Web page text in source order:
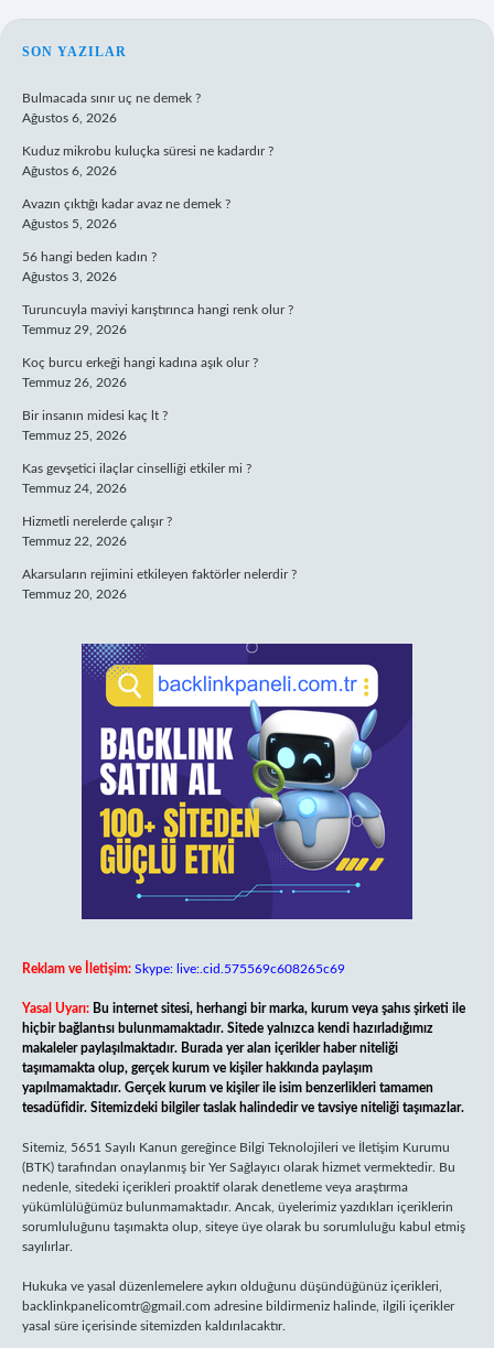
SIDEBAR
SON YAZILAR
Bulmacada sınır uç ne demek ?
Ağustos 6, 2026
Kuduz mikrobu kuluçka süresi ne kadardır ?
Ağustos 6, 2026
Avazın çıktığı kadar avaz ne demek ?
Ağustos 5, 2026
56 hangi beden kadın ?
Ağustos 3, 2026
Turuncuyla maviyi karıştırınca hangi renk olur ?
Temmuz 29, 2026
Koç burcu erkeği hangi kadına aşık olur ?
Temmuz 26, 2026
Bir insanın midesi kaç lt ?
Temmuz 25, 2026
Kas gevşetici ilaçlar cinselliği etkiler mi ?
Temmuz 24, 2026
Hizmetli nerelerde çalışır ?
Temmuz 22, 2026
Akarsuların rejimini etkileyen faktörler nelerdir ?
Temmuz 20, 2026
Reklam ve İletişim: Skype: live:.cid.575569c608265c69
Yasal Uyarı: Bu internet sitesi, herhangi bir marka, kurum veya şahıs şirketi ile
hiçbir bağlantısı bulunmamaktadır. Sitede yalnızca kendi hazırladığımız
makaleler paylaşılmaktadır. Burada yer alan içerikler haber niteliği
taşımamakta olup, gerçek kurum ve kişiler hakkında paylaşım
yapılmamaktadır. Gerçek kurum ve kişiler ile isim benzerlikleri tamamen
tesadüfidir. Sitemizdeki bilgiler taslak halindedir ve tavsiye niteliği taşımazlar.
Sitemiz, 5651 Sayılı Kanun gereğince Bilgi Teknolojileri ve İletişim Kurumu
(BTK) tarafından onaylanmış bir Yer Sağlayıcı olarak hizmet vermektedir. Bu
nedenle, sitedeki içerikleri proaktif olarak denetleme veya araştırma
yükümlülüğümüz bulunmamaktadır. Ancak, üyelerimiz yazdıkları içeriklerin
sorumluluğunu taşımakta olup, siteye üye olarak bu sorumluluğu kabul etmiş
sayılırlar.
Hukuka ve yasal düzenlemelere aykırı olduğunu düşündüğünüz içerikleri,
backlinkpanelicomtr@gmail.com adresine bildirmeniz halinde, ilgili içerikler
yasal süre içerisinde sitemizden kaldırılacaktır.